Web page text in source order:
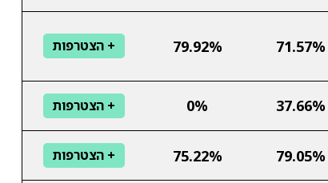
71.57%
79.92% + הצטרפות
37.66%
0% + הצטרפות
79.05%
75.22% + הצטרפות